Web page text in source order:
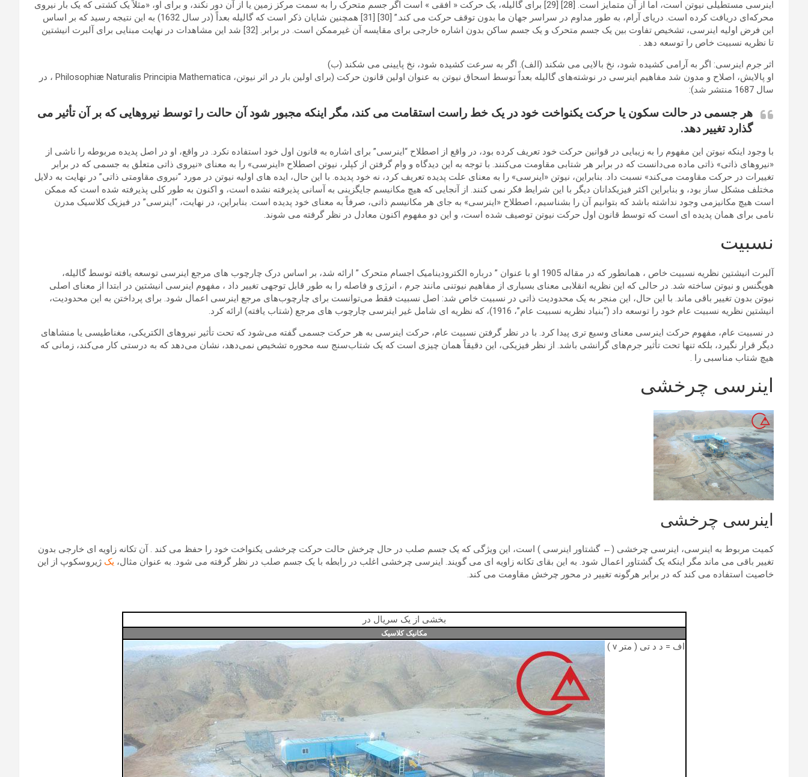
اینرسی مستطیلی نیوتن است، اما از آن متمایز است. [28] [29] برای گالیله، یک حرکت « افقی » است اگر جسم متحرک را به سمت مرکز زمین یا از آن دور نکند، و برای او، «مثلاً یک کشتی که یک بار نیروی
محرکه‌ای دریافت کرده است. دریای آرام، به طور مداوم در سراسر جهان ما بدون توقف حرکت می کند.” [30] [31] همچنین شایان ذکر است که گالیله بعداً (در سال 1632) به این نتیجه رسید که بر اساس
این فرض اولیه اینرسی، تشخیص تفاوت بین یک جسم متحرک و یک جسم ساکن بدون اشاره خارجی برای مقایسه آن غیرممکن است. در برابر. [32] شد این مشاهدات در نهایت مبنایی برای آلبرت انیشتین
تا نظریه نسبیت خاص را توسعه دهد .
اثر جرم اینرسی: اگر به آرامی کشیده شود، نخ بالایی می شکند (الف). اگر به سرعت کشیده شود، نخ پایینی می شکند (ب)
او پالایش، اصلاح و مدون شد مفاهیم اینرسی در نوشته‌های گالیله بعداً توسط اسحاق نیوتن به عنوان اولین قانون حرکت (برای اولین بار در اثر نیوتن، Philosophiæ Naturalis Principia Mathematica ، در
سال 1687 منتشر شد):
هر جسمی در حالت سکون یا حرکت یکنواخت خود در یک خط راست استقامت می کند، مگر اینکه مجبور شود آن حالت را توسط نیروهایی که بر آن تأثیر می
گذارد تغییر دهد.
با وجود اینکه نیوتن این مفهوم را به زیبایی در قوانین حرکت خود تعریف کرده بود، در واقع از اصطلاح “اینرسی” برای اشاره به قانون اول خود استفاده نکرد. در واقع، او در اصل پدیده مربوطه را ناشی از
«نیروهای ذاتی» ذاتی ماده می‌دانست که در برابر هر شتابی مقاومت می‌کنند. با توجه به این دیدگاه و وام گرفتن از کپلر، نیوتن اصطلاح «اینرسی» را به معنای «نیروی ذاتی متعلق به جسمی که در برابر
تغییرات در حرکت مقاومت می‌کند» نسبت داد. بنابراین، نیوتن «اینرسی» را به معنای علت پدیده تعریف کرد، نه خود پدیده. با این حال، ایده های اولیه نیوتن در مورد “نیروی مقاومتی ذاتی” در نهایت به دلایل
مختلف مشکل ساز بود، و بنابراین اکثر فیزیکدانان دیگر با این شرایط فکر نمی کنند. از آنجایی که هیچ مکانیسم جایگزینی به آسانی پذیرفته نشده است، و اکنون به طور کلی پذیرفته شده است که ممکن
است هیچ مکانیزمی وجود نداشته باشد که بتوانیم آن را بشناسیم، اصطلاح «اینرسی» به جای هر مکانیسم ذاتی، صرفاً به معنای خود پدیده است. بنابراین، در نهایت، “اینرسی” در فیزیک کلاسیک مدرن
نامی برای همان پدیده ای است که توسط قانون اول حرکت نیوتن توصیف شده است، و این دو مفهوم اکنون معادل در نظر گرفته می شوند.
نسبیت
آلبرت انیشتین نظریه نسبیت خاص ، همانطور که در مقاله 1905 او با عنوان ” درباره الکترودینامیک اجسام متحرک ” ارائه شد، بر اساس درک چارچوب های مرجع اینرسی توسعه یافته توسط گالیله،
هویگنس و نیوتن ساخته شد. در حالی که این نظریه انقلابی معنای بسیاری از مفاهیم نیوتنی مانند جرم ، انرژی و فاصله را به طور قابل توجهی تغییر داد ، مفهوم اینرسی انیشتین در ابتدا از معنای اصلی
نیوتن بدون تغییر باقی ماند. با این حال، این منجر به یک محدودیت ذاتی در نسبیت خاص شد: اصل نسبیت فقط می‌توانست برای چارچوب‌های مرجع اینرسی اعمال شود. برای پرداختن به این محدودیت،
انیشتین نظریه نسبیت عام خود را توسعه داد (“بنیاد نظریه نسبیت عام”، 1916)، که نظریه ای شامل غیر اینرسی چارچوب های مرجع (شتاب یافته) ارائه کرد.
در نسبیت عام، مفهوم حرکت اینرسی معنای وسیع تری پیدا کرد. با در نظر گرفتن نسبیت عام، حرکت اینرسی به هر حرکت جسمی گفته می‌شود که تحت تأثیر نیروهای الکتریکی، مغناطیسی یا منشاهای
دیگر قرار نگیرد، بلکه تنها تحت تأثیر جرم‌های گرانشی باشد. از نظر فیزیکی، این دقیقاً همان چیزی است که یک شتاب‌سنج سه محوره تشخیص نمی‌دهد، نشان می‌دهد که به درستی کار می‌کند، زمانی که
هیچ شتاب مناسبی را .
اینرسی چرخشی
اینرسی چرخشی
کمیت مربوط به اینرسی، اینرسی چرخشی (← گشتاور اینرسی ) است، این ویژگی که یک جسم صلب در حال چرخش حالت حرکت چرخشی یکنواخت خود را حفظ می کند . آن تکانه زاویه ای خارجی بدون
تغییر باقی می ماند مگر اینکه یک گشتاور اعمال شود. به این بقای تکانه زاویه ای می گویند. اینرسی چرخشی اغلب در رابطه با یک جسم صلب در نظر گرفته می شود. به عنوان مثال، یک ژیروسکوپ از این
خاصیت استفاده می کند که در برابر هرگونه تغییر در محور چرخش مقاومت می کند.
بخشی از یک سریال در
مکانیک کلاسیک
اف = د د تی ( متر v )